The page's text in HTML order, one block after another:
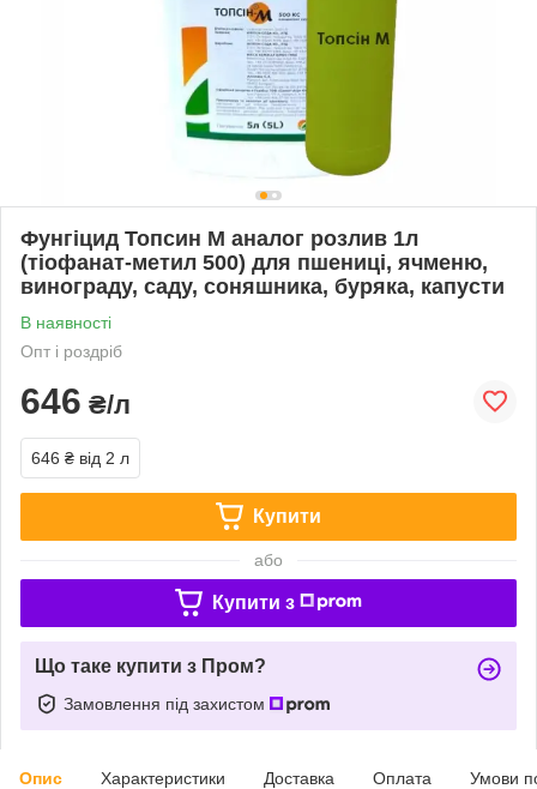
Фунгіцид Топсин М аналог розлив 1л
(тіофанат-метил 500) для пшениці, ячменю,
винограду, саду, соняшника, буряка, капусти
В наявності
Опт і роздріб
646 ₴/л
646 ₴ від 2 л
Купити
або
Купити з
Що таке купити з Пром?
Замовлення під захистом
Опис Характеристики Доставка Оплата Умови